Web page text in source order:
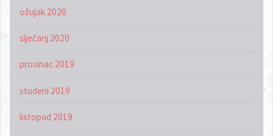
ožujak 2020
siječanj 2020
prosinac 2019
studeni 2019
listopad 2019